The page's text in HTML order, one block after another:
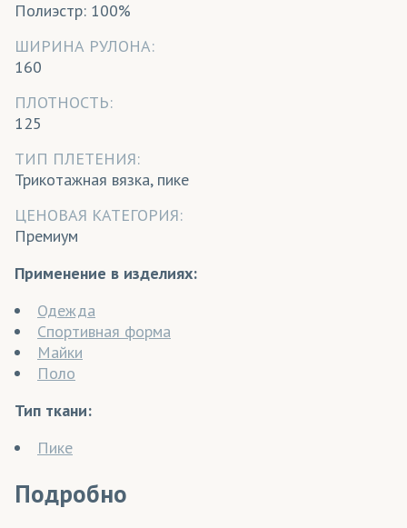
Полиэстр: 100%
ШИРИНА РУЛОНА:
160
ПЛОТНОСТЬ:
125
ТИП ПЛЕТЕНИЯ:
Трикотажная вязка, пике
ЦЕНОВАЯ КАТЕГОРИЯ:
Премиум
Применение в изделиях:
Одежда
Спортивная форма
Майки
Поло
Тип ткани:
Пике
Подробно